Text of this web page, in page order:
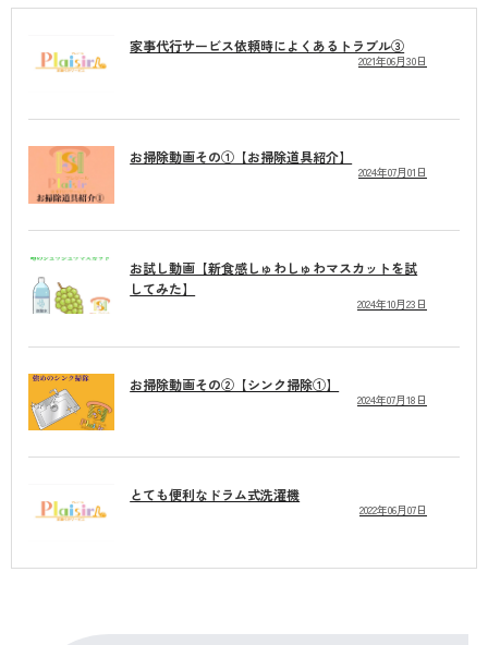
家事代行サービス依頼時によくあるトラブル③
2021年06月30日
お掃除動画その①【お掃除道具紹介】
2024年07月01日
お試し動画【新食感しゅわしゅわマスカットを試
してみた】
2024年10月23日
お掃除動画その②【シンク掃除①】
2024年07月18日
とても便利なドラム式洗濯機
2022年06月07日